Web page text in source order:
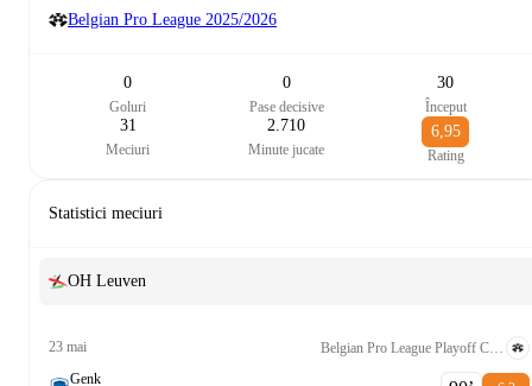
Belgian Pro League 2025/2026
0
Goluri
0
Pase decisive
30
Început
31
Meciuri
2.710
Minute jucate
6,95
Rating
Statistici meciuri
OH Leuven
23 mai
Genk